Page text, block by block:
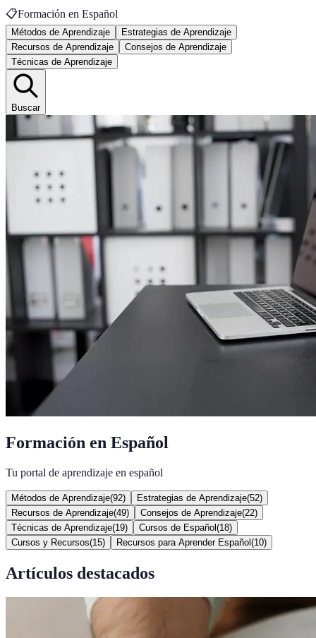
📋Formación en Español
Métodos de Aprendizaje
Estrategias de Aprendizaje
Recursos de Aprendizaje
Consejos de Aprendizaje
Técnicas de Aprendizaje
Buscar
Formación en Español
Tu portal de aprendizaje en español
Métodos de Aprendizaje(92) Estrategias de Aprendizaje(52)
Recursos de Aprendizaje(49) Consejos de Aprendizaje(22)
Técnicas de Aprendizaje(19) Cursos de Español (18)
Cursos y Recursos(15) Recursos para Aprender Español (10)
Artículos destacados